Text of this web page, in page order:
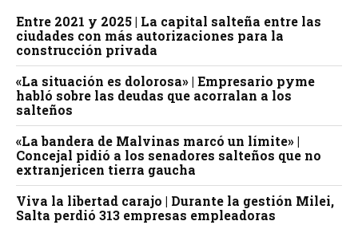
Entre 2021 y 2025 | La capital salteña entre las
ciudades con más autorizaciones para la
construcción privada
«La situación es dolorosa» | Empresario pyme
habló sobre las deudas que acorralan a los
salteños
«La bandera de Malvinas marcó un límite» |
Concejal pidió a los senadores salteños que no
extranjericen tierra gaucha
Viva la libertad carajo | Durante la gestión Milei,
Salta perdió 313 empresas empleadoras